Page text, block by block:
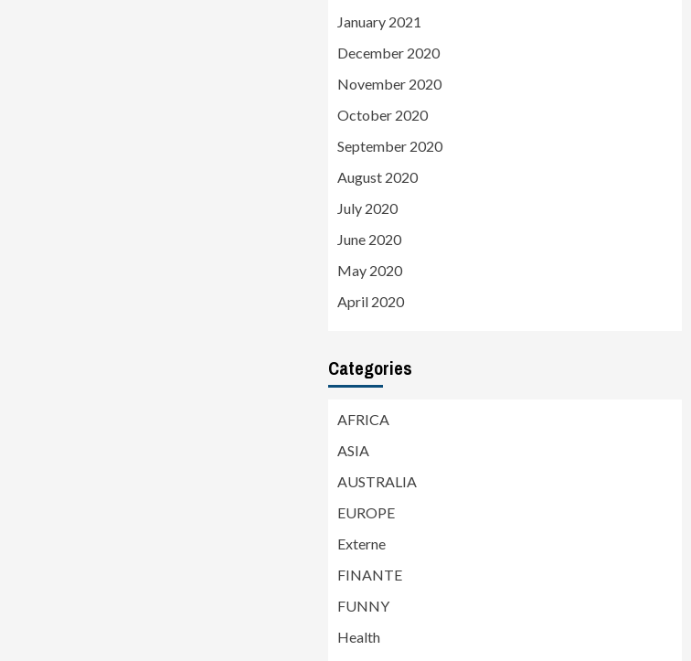
January 2021
December 2020
November 2020
October 2020
September 2020
August 2020
July 2020
June 2020
May 2020
April 2020
Categories
AFRICA
ASIA
AUSTRALIA
EUROPE
Externe
FINANTE
FUNNY
Health